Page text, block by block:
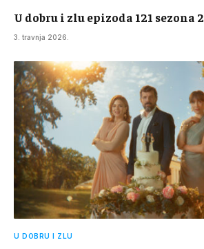
U dobru i zlu epizoda 121 sezona 2
3. travnja 2026.
U DOBRU I ZLU